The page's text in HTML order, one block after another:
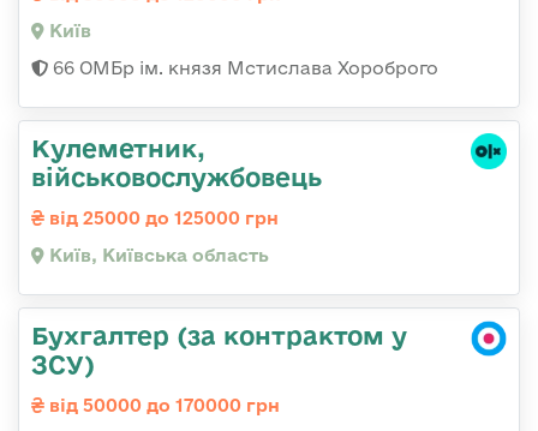
Київ
66 ОМБр ім. князя Мстислава Хороброго
Кулеметник,
військовослужбовець
від 25000 до 125000 грн
Київ, Київська область
Бухгалтер (за контрактом у
ЗСУ)
від 50000 до 170000 грн